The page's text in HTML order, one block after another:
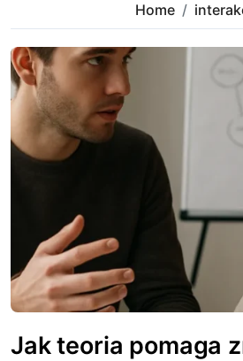
Home
Jak teoria pomaga